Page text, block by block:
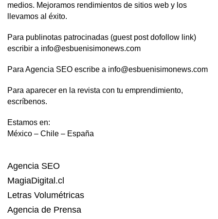
medios. Mejoramos rendimientos de sitios web y los
llevamos al éxito.
Para publinotas patrocinadas (guest post dofollow link)
escribir a info@esbuenisimonews.com
Para Agencia SEO escribe a info@esbuenisimonews.com
Para aparecer en la revista con tu emprendimiento,
escríbenos.
Estamos en:
México – Chile – España
Agencia SEO
MagiaDigital.cl
Letras Volumétricas
Agencia de Prensa